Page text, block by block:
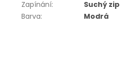
Zapínání:
Suchý zip
Barva: Modrá